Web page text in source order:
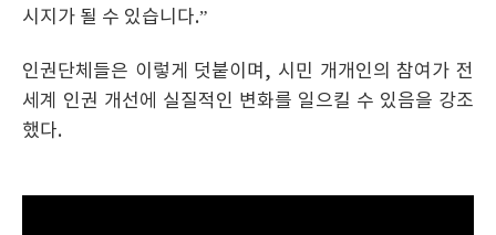
시지가 될 수 있습니다.”
인권단체들은 이렇게 덧붙이며, 시민 개개인의 참여가 전
세계 인권 개선에 실질적인 변화를 일으킬 수 있음을 강조
했다.